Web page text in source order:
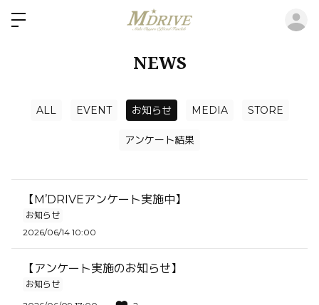
NEWS
ALL EVENT お知らせ MEDIA STORE
アンケート結果
【M’DRIVEアンケート実施中】
お知らせ
2026/06/14 10:00
【アンケート実施のお知らせ】
お知らせ